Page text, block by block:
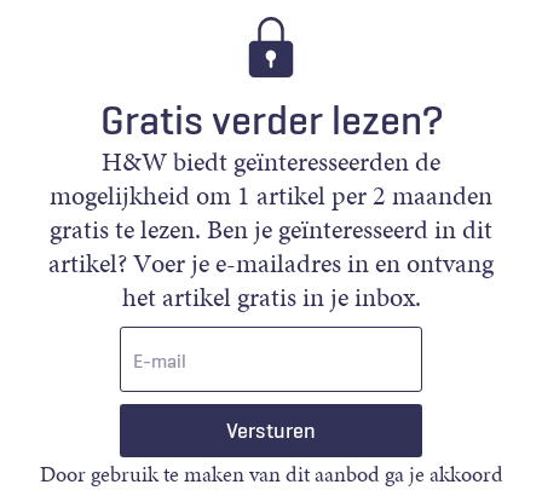
Gratis verder lezen?
H&W biedt geïnteresseerden de
mogelijkheid om 1 artikel per 2 maanden
gratis te lezen. Ben je geïnteresseerd in dit
artikel? Voer je e-mailadres in en ontvang
het artikel gratis in je inbox.
Door gebruik te maken van dit aanbod ga je akkoord